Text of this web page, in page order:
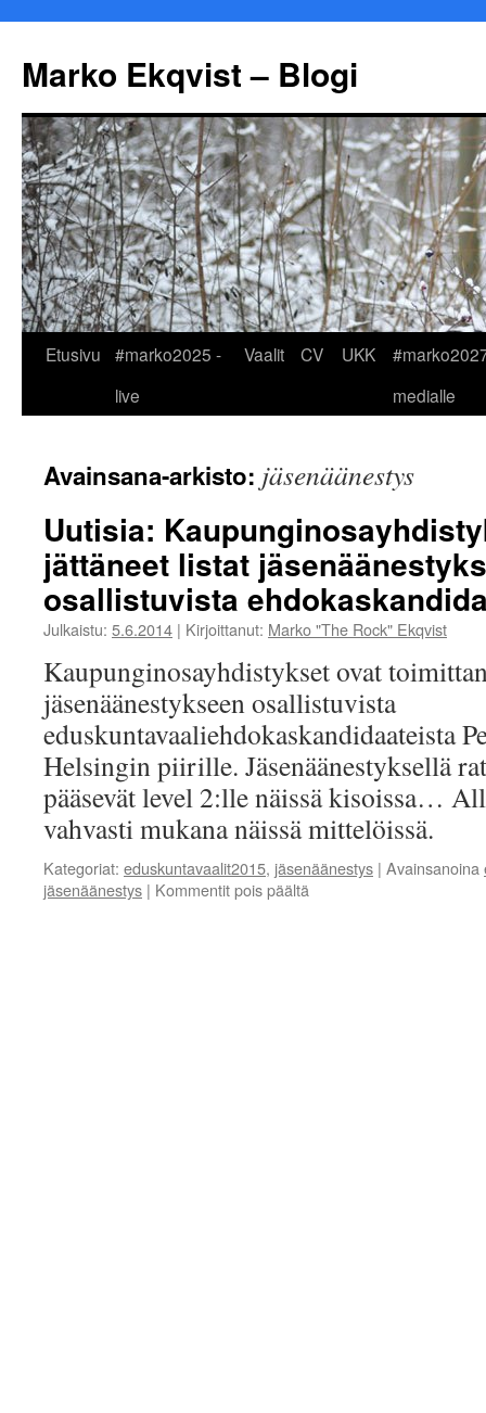
Marko Ekqvist – Blogi
Siirry
Etusivu
#marko2025 -
live
Vaalit CV UKK
medialle
Avainsana-arkisto: jäsenäänestys
Uutisia:
jättäneet listat
osallistuvista
Julkaistu: 5.6.2014 | Kirjoittanut: Marko "The Rock" Ekqvist
Kaupunginosayhdistykset ovat
jäsenäänestykseen osallistuvista
eduskuntavaaliehdokaskandidaateista
Helsingin piirille. Jäsenäänestyksellä
pääsevät level 2:lle näissä kisoissa…
vahvasti mukana näissä mittelöissä.
Kategoriat: eduskuntavaalit2015, jäsenäänestys | Avainsanoina
jäsenäänestys | Kommentit pois päältä